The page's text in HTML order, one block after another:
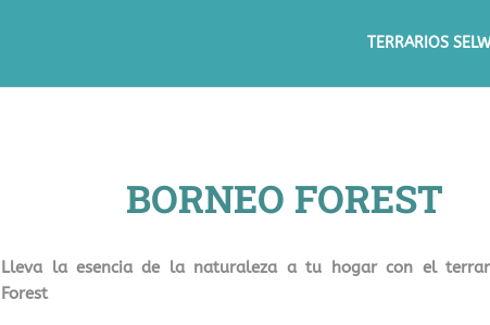
TERRARIOS
BORNEO FOREST
Lleva la esencia de la naturaleza a tu hogar con el
Forest